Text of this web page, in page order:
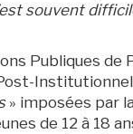
souvent
Publiques de
» imposées par
de 12 à 18